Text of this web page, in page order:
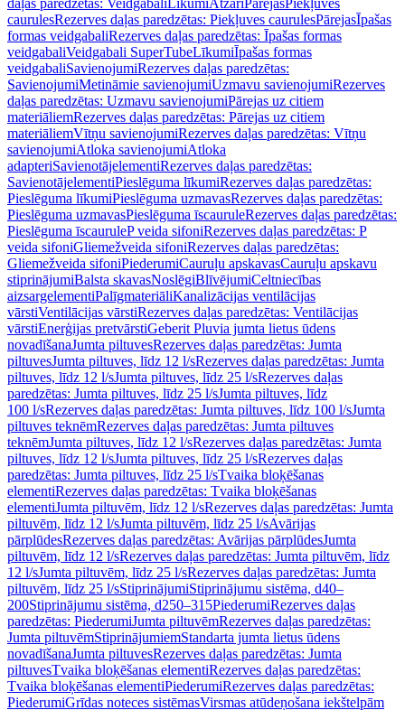
daļas paredzētas: Veidgabali LīkumiAtzari PārejasPiekļuves
caurulesRezerves daļas paredzētas: Piekļuves caurulesPārejasĪpašas
formas veidgabaliRezerves daļas paredzētas: Īpašas formas
veidgabaliVeidgabali SuperTubeLīkumiĪpašas formas
veidgabaliSavienojumiRezerves daļas paredzētas:
SavienojumiMetināmie savienojumiUzmavu savienojumiRezerves
daļas paredzētas: Uzmavu savienojumiPārejas uz citiem
materiāliemRezerves daļas paredzētas: Pārejas uz citiem
materiāliemVītņu savienojumiRezerves daļas paredzētas: Vītņu
savienojumiAtloka savienojumiAtloka
adapteriSavienotājelementiRezerves daļas paredzētas:
SavienotājelementiPieslēguma līkumiRezerves daļas paredzētas:
Pieslēguma līkumiPieslēguma uzmavasRezerves daļas paredzētas:
Pieslēguma uzmavasPieslēguma īscauruleRezerves daļas paredzētas:
Pieslēguma īscauruleP veida sifoniRezerves daļas paredzētas: P
veida sifoniGliemežveida sifoniRezerves daļas paredzētas:
Gliemežveida sifoniPiederumiCauruļu apskavasCauruļu apskavu
stiprinājumiBalsta skavasNoslēgiBlīvējumiCeltniecības
aizsargelementiPalīgmateriāliKanalizācijas ventilācijas
vārstiVentilācijas vārstiRezerves daļas paredzētas: Ventilācijas
vārstiEnerģijas pretvārstiGeberit Pluvia jumta lietus ūdens
novadīšanaJumta piltuvesRezerves daļas paredzētas: Jumta
piltuvesJumta piltuves, līdz 12 l/sRezerves daļas paredzētas: Jumta
piltuves, līdz 12 l/sJumta piltuves, līdz 25 l/sRezerves daļas
paredzētas: Jumta piltuves, līdz 25 l/sJumta piltuves, līdz
100 l/sRezerves daļas paredzētas: Jumta piltuves, līdz 100 l/sJumta
piltuves teknēmRezerves daļas paredzētas: Jumta piltuves
teknēmJumta piltuves, līdz 12 l/sRezerves daļas paredzētas: Jumta
piltuves, līdz 12 l/sJumta piltuves, līdz 25 l/sRezerves daļas
paredzētas: Jumta piltuves, līdz 25 l/sTvaika bloķēšanas
elementiRezerves daļas paredzētas: Tvaika bloķēšanas
elementiJumta piltuvēm, līdz 12 l/sRezerves daļas paredzētas: Jumta
piltuvēm, līdz 12 l/sJumta piltuvēm, līdz 25 l/sAvārijas
pārplūdesRezerves daļas paredzētas: Avārijas pārplūdesJumta
piltuvēm, līdz 12 l/sRezerves daļas paredzētas: Jumta piltuvēm, līdz
12 l/sJumta piltuvēm, līdz 25 l/sRezerves daļas paredzētas: Jumta
piltuvēm, līdz 25 l/sStiprinājumiStiprinājumu sistēma, d40–
200Stiprinājumu sistēma, d250–315PiederumiRezerves daļas
paredzētas: PiederumiJumta piltuvēmRezerves daļas paredzētas:
Jumta piltuvēmStiprinājumiemStandarta jumta lietus ūdens
novadīšanaJumta piltuvesRezerves daļas paredzētas: Jumta
piltuvesTvaika bloķēšanas elementiRezerves daļas paredzētas:
Tvaika bloķēšanas elementiPiederumiRezerves daļas paredzētas:
PiederumiGrīdas noteces sistēmasVirsmas atūdeņošana iekštelpām